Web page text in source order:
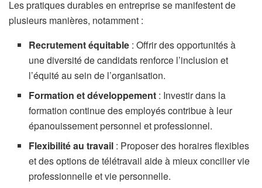
Les pratiques durables en entreprise se manifestent de
plusieurs manières, notamment :
Recrutement équitable : Offrir des opportunités à
une diversité de candidats renforce l’inclusion et
l’équité au sein de l’organisation.
Formation et développement : Investir dans la
formation continue des employés contribue à leur
épanouissement personnel et professionnel.
Flexibilité au travail : Proposer des horaires flexibles
et des options de télétravail aide à mieux concilier vie
professionnelle et vie personnelle.